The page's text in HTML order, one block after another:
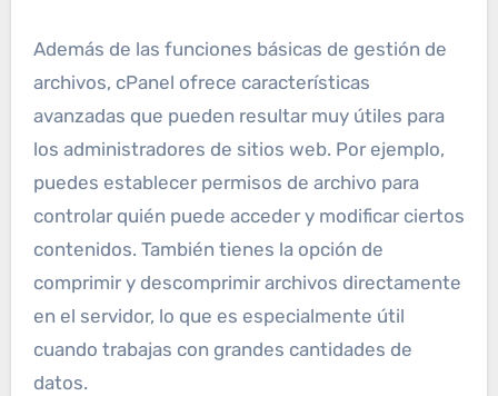
Además de las funciones básicas de gestión de
archivos, cPanel ofrece características
avanzadas que pueden resultar muy útiles para
los administradores de sitios web. Por ejemplo,
puedes establecer permisos de archivo para
controlar quién puede acceder y modificar ciertos
contenidos. También tienes la opción de
comprimir y descomprimir archivos directamente
en el servidor, lo que es especialmente útil
cuando trabajas con grandes cantidades de
datos.